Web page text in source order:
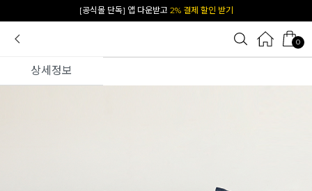
카카오 플친 추가하면1천원 즉시 할인 쿠폰
0
상세정보